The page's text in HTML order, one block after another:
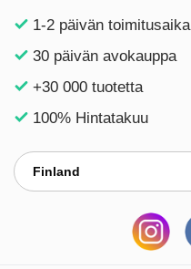
1-2 päivän toimitusaika
30 päivän avokauppa
+30 000 tuotetta
100% Hintatakuu
Finland